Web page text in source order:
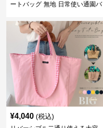
ートバッグ 無地 日常使い通園バ
¥4,040 (税込)